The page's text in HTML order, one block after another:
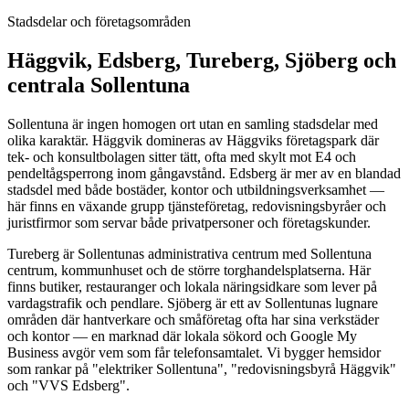
Stadsdelar och företagsområden
Häggvik, Edsberg, Tureberg, Sjöberg och
centrala Sollentuna
Sollentuna är ingen homogen ort utan en samling stadsdelar med
olika karaktär. Häggvik domineras av Häggviks företagspark där
tek- och konsultbolagen sitter tätt, ofta med skylt mot E4 och
pendeltågsperrong inom gångavstånd. Edsberg är mer av en blandad
stadsdel med både bostäder, kontor och utbildningsverksamhet —
här finns en växande grupp tjänsteföretag, redovisningsbyråer och
juristfirmor som servar både privatpersoner och företagskunder.
Tureberg är Sollentunas administrativa centrum med Sollentuna
centrum, kommunhuset och de större torghandelsplatserna. Här
finns butiker, restauranger och lokala näringsidkare som lever på
vardagstrafik och pendlare. Sjöberg är ett av Sollentunas lugnare
områden där hantverkare och småföretag ofta har sina verkstäder
och kontor — en marknad där lokala sökord och Google My
Business avgör vem som får telefonsamtalet. Vi bygger hemsidor
som rankar på "elektriker Sollentuna", "redovisningsbyrå Häggvik"
och "VVS Edsberg".